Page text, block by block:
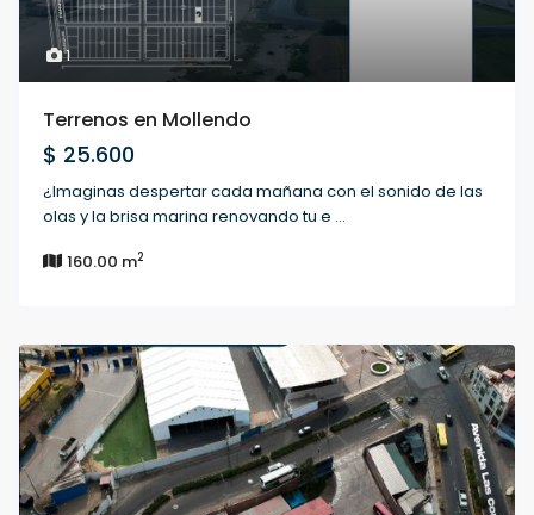
1
Terrenos en Mollendo
$ 25.600
¿Imaginas despertar cada mañana con el sonido de las
olas y la brisa marina renovando tu e ...
160.00 m2